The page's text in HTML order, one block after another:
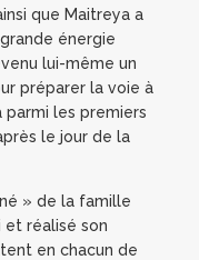
que Maitreya a
énergie
lui-même un
préparer la voie à
les premiers
le jour de la
» de la famille
et réalisé son
en chacun de